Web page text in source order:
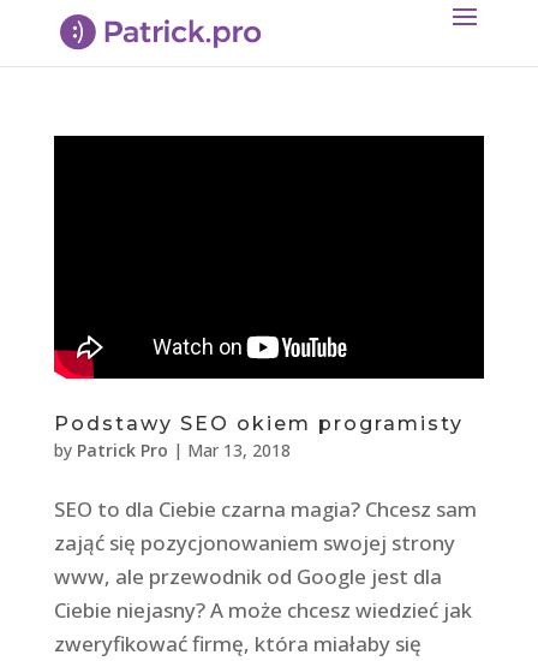
Podstawy SEO okiem programisty
by Patrick Pro | Mar 13, 2018
SEO to dla Ciebie czarna magia? Chcesz sam
zająć się pozycjonowaniem swojej strony
www, ale przewodnik od Google jest dla
Ciebie niejasny? A może chcesz wiedzieć jak
zweryfikować firmę, która miałaby się